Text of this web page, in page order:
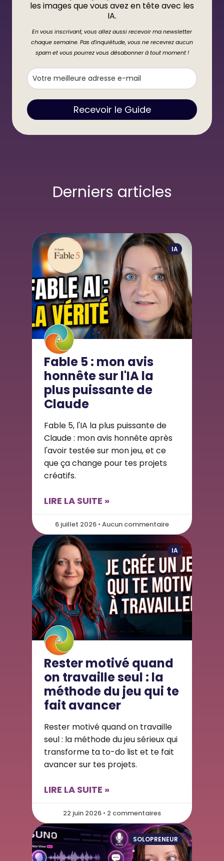
les images que vous avez en tête avec les
IA.
En vous inscrivant, vous allez aussi recevoir ma newsletter
chaque semaine. Pas d’inquiétude, vous ne recevrez aucun
spam et vous pourrez vous désabonner à tout moment !
Recevoir le Guide
Derniers articles
IA
Fable 5 : mon avis
honnête sur l'IA la
plus puissante de
Claude
Fable 5, l'IA la plus puissante de
Claude : mon avis honnête après
l'avoir testée sur mon jeu, et ce
que ça change pour tes projets
créatifs.
LIRE LA SUITE »
6 juillet 2026 • Aucun commentaire
IA
Rester motivé quand
on travaille seul : la
méthode du jeu qui te
fait avancer
Rester motivé quand on travaille
seul : la méthode du jeu sérieux qui
transforme ta to-do list et te fait
avancer sur tes projets.
LIRE LA SUITE »
22 juin 2026 • 2 commentaires
SOLOPRENEUR